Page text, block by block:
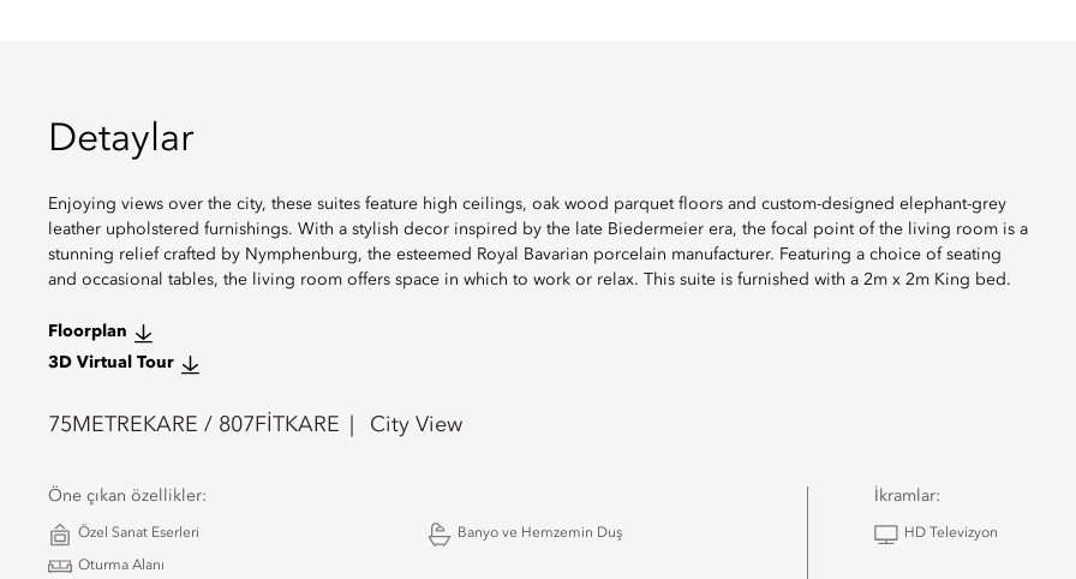
Detaylar
Enjoying views over the city, these suites feature high ceilings, oak wood parquet floors and custom-designed elephant-grey
leather upholstered furnishings. With a stylish decor inspired by the late Biedermeier era, the focal point of the living room is a
stunning relief crafted by Nymphenburg, the esteemed Royal Bavarian porcelain manufacturer. Featuring a choice of seating
and occasional tables, the living room offers space in which to work or relax. This suite is furnished with a 2m x 2m King bed.
Floorplan
3D Virtual Tour
75 METREKARE / 807 FİTKARE City View
Öne çıkan özellikler:
Özel Sanat Eserleri Banyo ve Hemzemin Duş
Oturma Alanı
İkramlar:
HD Televizyon